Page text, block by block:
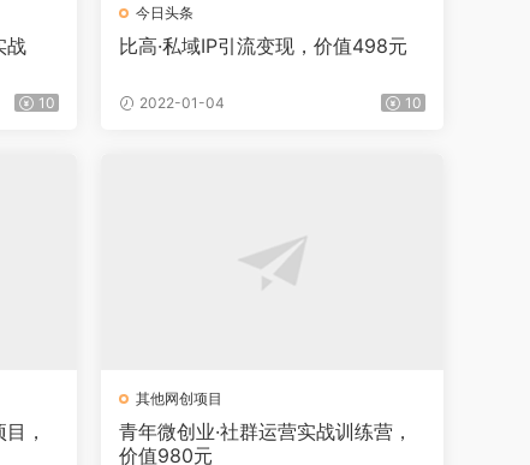
战
10
今日头条
比高·私域IP引流变现，价值498元
2022-01-04 10
，
其他网创项目
青年微创业·社群运营实战训练营，
价值980元